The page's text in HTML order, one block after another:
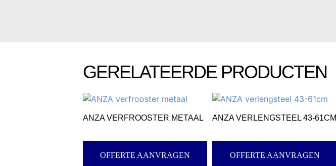
GERELATEERDE PRODUCTEN
ANZA VERFROOSTER METAAL
OFFERTE AANVRAGEN
ANZA VERLENGSTEEL 43-61CM
OFFERTE AANVRAGEN